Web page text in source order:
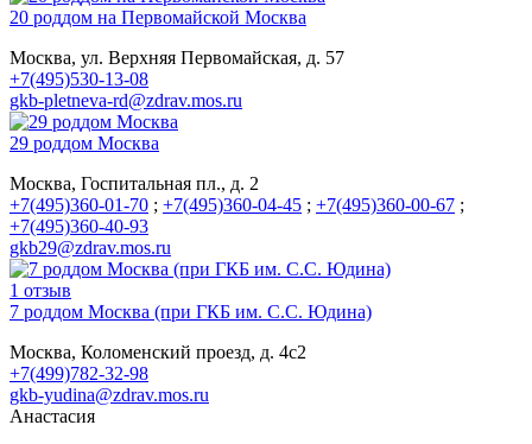
20 роддом на Первомайской Москва
Москва, ул. Верхняя Первомайская, д. 57
+7(495)530-13-08
gkb-pletneva-rd@zdrav.mos.ru
29 роддом Москва
Москва, Госпитальная пл., д. 2
+7(495)360-01-70 ; +7(495)360-04-45 ; +7(495)360-00-67 ;
+7(495)360-40-93
gkb29@zdrav.mos.ru
1 отзыв
7 роддом Москва (при ГКБ им. С.С. Юдина)
Москва, Коломенский проезд, д. 4с2
+7(499)782-32-98
gkb-yudina@zdrav.mos.ru
Анастасия